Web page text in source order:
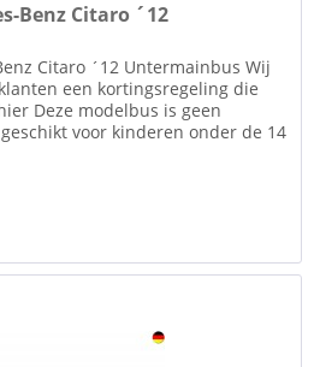
Benz Citaro ´12
Citaro ´12 Untermainbus Wij
een kortingsregeling die
Deze modelbus is geen
voor kinderen onder de 14